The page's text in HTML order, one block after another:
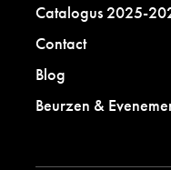
Catalogus 2025-
Contact
Blog
Beurzen &